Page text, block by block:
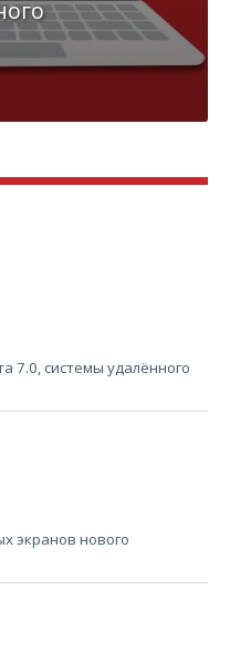
7.0, системы удалённого
экранов нового